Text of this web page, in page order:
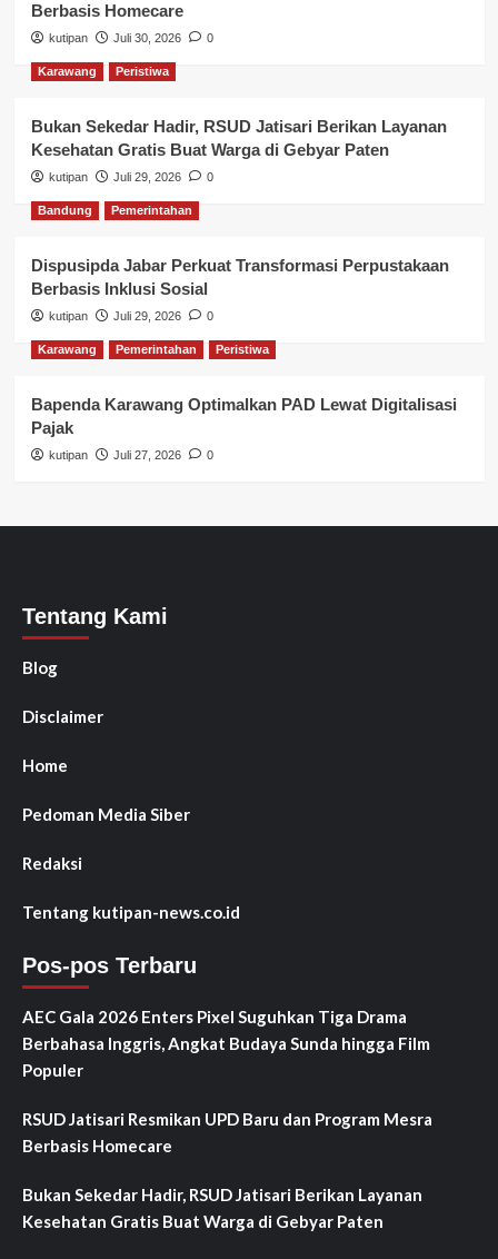
Berbasis Homecare
kutipan Juli 30, 2026 0
Karawang Peristiwa
Bukan Sekedar Hadir, RSUD Jatisari Berikan Layanan
Kesehatan Gratis Buat Warga di Gebyar Paten
kutipan Juli 29, 2026 0
Bandung Pemerintahan
Dispusipda Jabar Perkuat Transformasi Perpustakaan
Berbasis Inklusi Sosial
kutipan Juli 29, 2026 0
Karawang Pemerintahan Peristiwa
Bapenda Karawang Optimalkan PAD Lewat Digitalisasi
Pajak
kutipan Juli 27, 2026 0
Tentang Kami
Blog
Disclaimer
Home
Pedoman Media Siber
Redaksi
Tentang kutipan-news.co.id
Pos-pos Terbaru
AEC Gala 2026 Enters Pixel Suguhkan Tiga Drama
Berbahasa Inggris, Angkat Budaya Sunda hingga Film
Populer
RSUD Jatisari Resmikan UPD Baru dan Program Mesra
Berbasis Homecare
Bukan Sekedar Hadir, RSUD Jatisari Berikan Layanan
Kesehatan Gratis Buat Warga di Gebyar Paten